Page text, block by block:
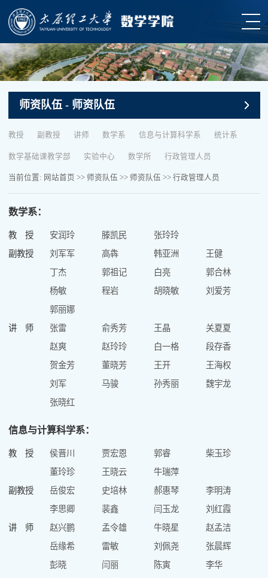
师资队伍 - 师资队伍
教授 副教授 讲师 数学系 信息与计算科学系 统计系
数学基础课教学部 实验中心 数学所 行政管理人员
当前位置: 网站首页 >> 师资队伍 >> 师资队伍 >> 行政管理人员
数学系：
教 授 安润玲 滕凯民
张玲玲
副教授
刘军军 高犇 韩亚洲
王健
丁杰
郭祖记 白亮
郭合林
杨敏
程岩 胡晓敏
刘爱芳
郭丽娜
讲 师
张雷 俞秀芳 王晶
关夏夏
赵爽
赵玲玲 白一格
段存香
贺金芳
董晓芳 王开
王海权
刘军
马骏 孙秀丽
魏宇龙
张晓红
信息与计算科学系：
教 授 侯晋川 贾宏恩 郭睿
柴玉珍
董玲珍
王晓云
牛瑞萍
副教授
岳俊宏 史培林 郝惠琴
李明涛
李思卿
裴鑫 闫玉龙
刘红霞
讲 师
赵兴鹏 孟令雄 牛晓星
赵孟洁
岳缘希
雷敏 刘佩尧
张晨辉
彭晓
闫丽 陈寅
李华